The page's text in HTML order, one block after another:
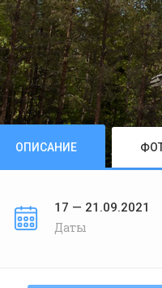
ОПИСАНИЕ
17 — 21.09.2021
Даты